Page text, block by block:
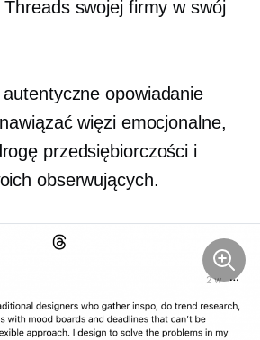
swojej firmy w swój
opowiadanie
więzi emocjonalne,
przedsiębiorczości i
obserwujących.